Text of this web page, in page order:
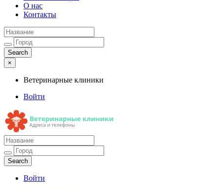
О нас
Контакты
×
Ветеринарные клиники
Войти
Ветеринарные клиники
Адреса и телефоны
Войти